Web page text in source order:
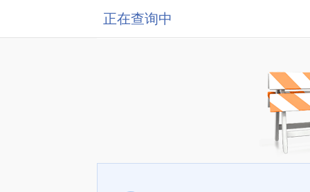
正在查询中